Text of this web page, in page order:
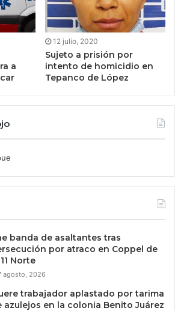
a
12 julio, 2020
Sujeto a prisión por
intento de homicidio en
Tepanco de López
banda de asaltantes tras
por atraco en Coppel de
Norte
agosto, 2026
trabajador aplastado por tarima
azulejos en la colonia Benito Juárez